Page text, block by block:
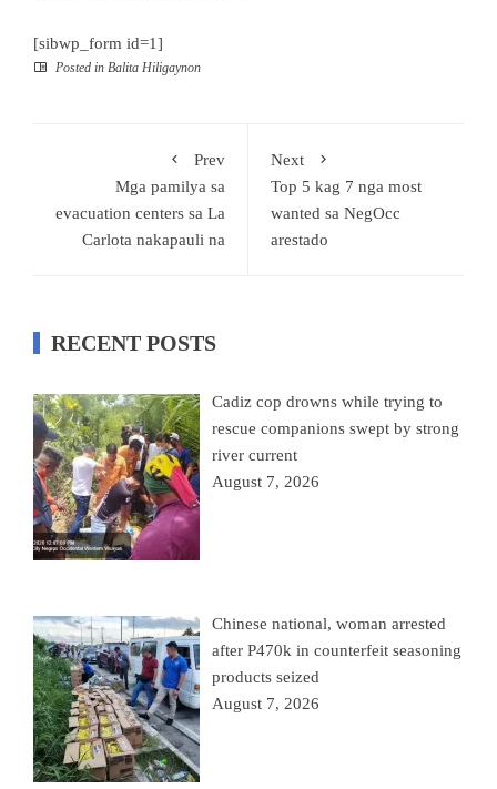
[sibwp_form id=1]
Posted in Balita Hiligaynon
Prev
Mga pamilya sa
evacuation centers sa La
Carlota nakapauli na
Next
Top 5 kag 7 nga most
wanted sa NegOcc
arestado
RECENT POSTS
Cadiz cop drowns while trying to
rescue companions swept by strong
river current
August 7, 2026
Chinese national, woman arrested
after P470k in counterfeit seasoning
products seized
August 7, 2026